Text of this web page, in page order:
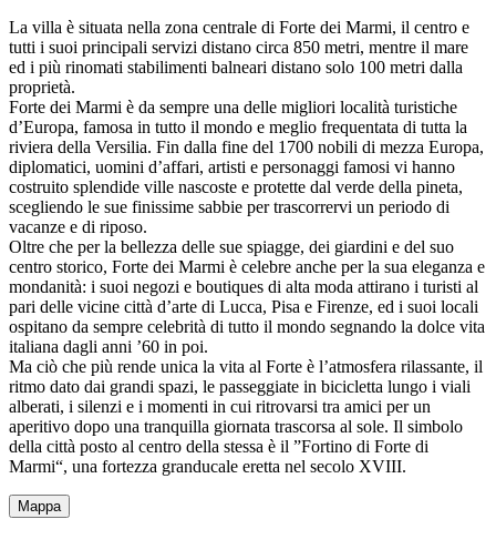
La villa è situata nella zona centrale di Forte dei Marmi, il centro e
tutti i suoi principali servizi distano circa 850 metri, mentre il mare
ed i più rinomati stabilimenti balneari distano solo 100 metri dalla
proprietà.
Forte dei Marmi è da sempre una delle migliori località turistiche
d’Europa, famosa in tutto il mondo e meglio frequentata di tutta la
riviera della Versilia. Fin dalla fine del 1700 nobili di mezza Europa,
diplomatici, uomini d’affari, artisti e personaggi famosi vi hanno
costruito splendide ville nascoste e protette dal verde della pineta,
scegliendo le sue finissime sabbie per trascorrervi un periodo di
vacanze e di riposo.
Oltre che per la bellezza delle sue spiagge, dei giardini e del suo
centro storico, Forte dei Marmi è celebre anche per la sua eleganza e
mondanità: i suoi negozi e boutiques di alta moda attirano i turisti al
pari delle vicine città d’arte di Lucca, Pisa e Firenze, ed i suoi locali
ospitano da sempre celebrità di tutto il mondo segnando la dolce vita
italiana dagli anni ’60 in poi.
Ma ciò che più rende unica la vita al Forte è l’atmosfera rilassante, il
ritmo dato dai grandi spazi, le passeggiate in bicicletta lungo i viali
alberati, i silenzi e i momenti in cui ritrovarsi tra amici per un
aperitivo dopo una tranquilla giornata trascorsa al sole. Il simbolo
della città posto al centro della stessa è il ”Fortino di Forte di
Marmi“, una fortezza granducale eretta nel secolo XVIII.
Mappa